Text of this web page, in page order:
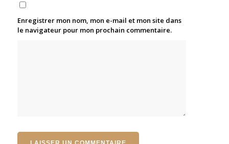
Enregistrer mon nom, mon e-mail et mon site dans
le navigateur pour mon prochain commentaire.